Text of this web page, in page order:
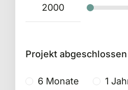
Projekt abgeschlossen
6 Monate
1